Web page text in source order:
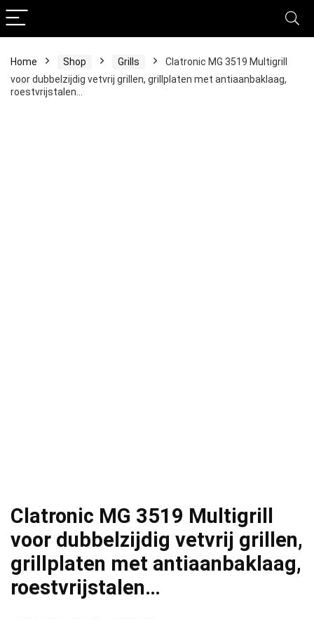
Home Shop Grills
Clatronic MG 3519 Multigrill
voor dubbelzijdig vetvrij grillen, grillplaten met antiaanbaklaag,
roestvrijstalen…
Clatronic MG 3519 Multigrill
voor dubbelzijdig vetvrij grillen,
grillplaten met antiaanbaklaag,
roestvrijstalen…